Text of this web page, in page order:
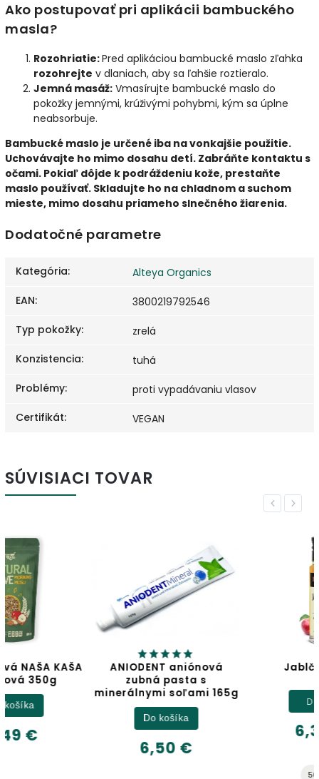
Ako postupovať pri aplikácii bambuckého
masla?
Rozohriatie:Pred aplikáciou bambucké maslo zľahka
rozohrejte v dlaniach, aby sa ľahšie roztieralo.
Jemná masáž: Vmasírujte bambucké maslo do
pokožky jemnými, krúživými pohybmi, kým sa úplne
neabsorbuje.
Bambucké maslo je určené iba na vonkajšie použitie.
Uchovávajte ho mimo dosahu detí. Zabráňte kontaktu s
očami. Pokiaľ dôjde k podráždeniu kože, prestaňte
maslo používať. Skladujte ho na chladnom a suchom
mieste, mimo dosahu priameho slnečného žiarenia.
Dodatočné parametre
Kategória:
Alteya Organics
EAN:
3800219792546
Typ pokožky:
zrelá
Konzistencia:
tuhá
Problémy:
proti vypadávaniu vlasov
Certifikát: VEGAN
SÚVISIACI TOVAR
Previous
ANIODENT aniónová
zubná pasta s
minerálnymi soľami 165g
Jablčný ocot
Detail
Next